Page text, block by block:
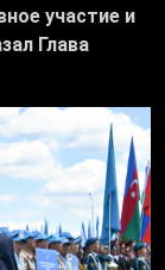
участие и
Глава